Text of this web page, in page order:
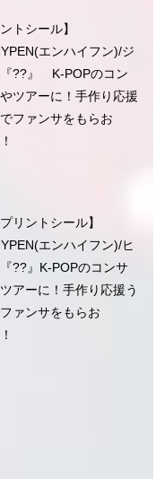
トシール】
エンハイフン)/ジ
『??』 K-POPのコン
ツアーに！手作り応援
ファンサをもらお
プリントシール】
エンハイフン)/ヒ
??』K-POPのコンサ
アーに！手作り応援う
ァンサをもらお